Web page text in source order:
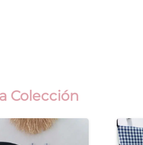
Colección